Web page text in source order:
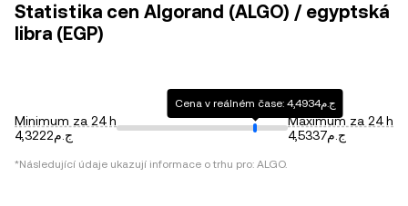
Statistika cen Algorand (ALGO) / egyptská
libra (EGP)
Minimum za 24 h
ج.م4,3222
Cena v reálném čase: ج.م4,4934
Maximum za 24 h
ج.م4,5337
*Následující údaje ukazují informace o trhu pro: ALGO.